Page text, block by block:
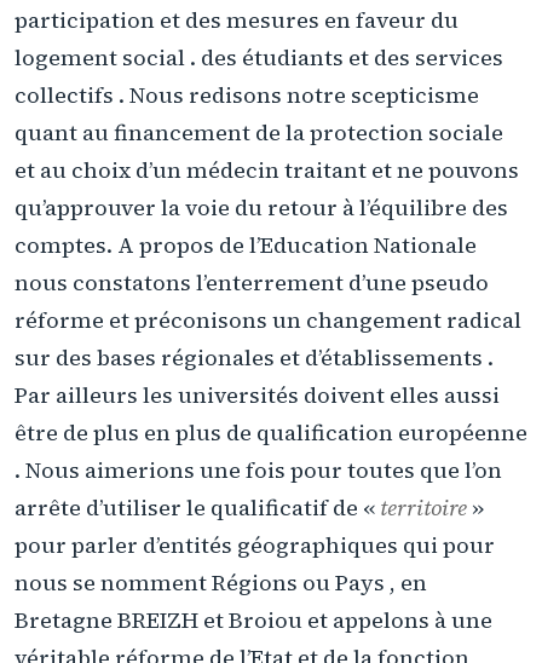
participation et des mesures en faveur du
logement social . des étudiants et des services
collectifs . Nous redisons notre scepticisme
quant au financement de la protection sociale
et au choix d’un médecin traitant et ne pouvons
qu’approuver la voie du retour à l’équilibre des
comptes. A propos de l’Education Nationale
nous constatons l’enterrement d’une pseudo
réforme et préconisons un changement radical
sur des bases régionales et d’établissements .
Par ailleurs les universités doivent elles aussi
être de plus en plus de qualification européenne
. Nous aimerions une fois pour toutes que l’on
arrête d’utiliser le qualificatif de « territoire »
pour parler d’entités géographiques qui pour
nous se nomment Régions ou Pays , en
Bretagne BREIZH et Broiou et appelons à une